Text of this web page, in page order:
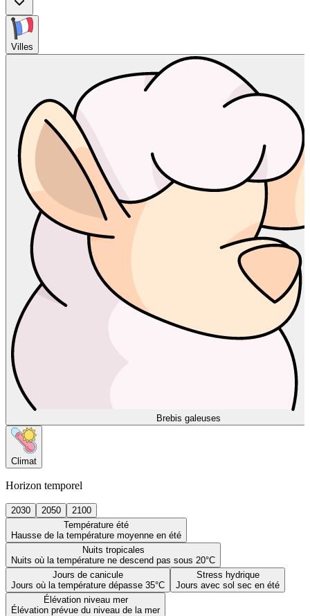
Villes
Brebis galeuses
Climat
Horizon temporel
2030 2050
2100
Température été
Hausse de la température moyenne en été
Nuits tropicales
Nuits où la température ne descend pas sous 20°C
Jours de canicule
Jours où la température dépasse 35°C
Stress hydrique
Jours avec sol sec en été
Élévation niveau mer
Élévation prévue du niveau de la mer